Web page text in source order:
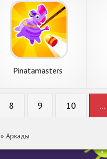
Pinatamasters
8 9 10 ...
» Аркады